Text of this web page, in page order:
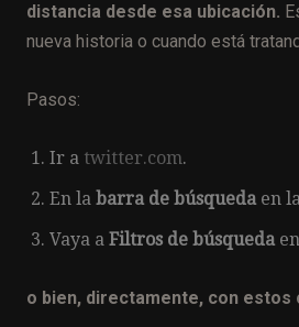
distancia desde esa ubicación.
nueva historia o cuando está
Pasos:
Ir a twitter.com.
En la barra de búsquedaen
Vaya a Filtros de búsqueda
o bien, directamente, con estos